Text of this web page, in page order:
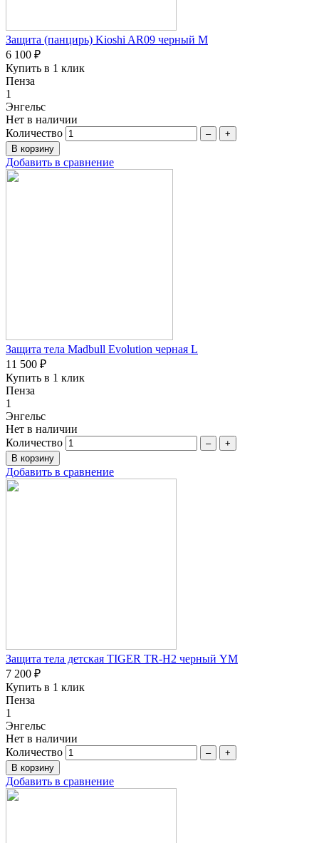
Защита (панцирь) Kioshi AR09 черный M
6 100 ₽
Купить в 1 клик
Пенза
1
Энгельс
Нет в наличии
Количество
– +
Добавить в сравнение
Защита тела Madbull Evolution черная L
11 500 ₽
Купить в 1 клик
Пенза
1
Энгельс
Нет в наличии
Количество
– +
Добавить в сравнение
Защита тела детская TIGER TR-H2 черный YM
7 200 ₽
Купить в 1 клик
Пенза
1
Энгельс
Нет в наличии
Количество
– +
Добавить в сравнение